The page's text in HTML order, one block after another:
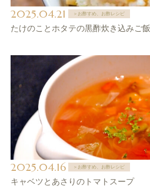
2025.04.21 ＞お酢すめ、お酢レシピ
たけのことホタテの黒酢炊き込みご飯
2025.04.16 ＞お酢すめ、お酢レシピ
キャベツとあさりのトマトスープ